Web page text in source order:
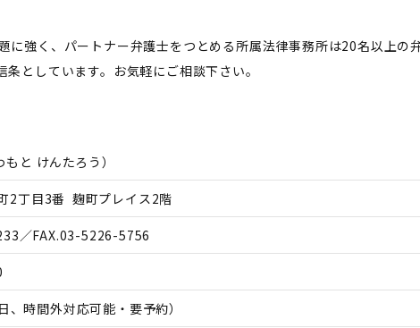
に強く、パートナー弁護士をつとめる所属法律事務所は20名以上の
としています。お気軽にご相談下さい。
もと けんたろう）
2丁目3番 麹町プレイス2階
／FAX.03-5226-5756
、時間外対応可能・要予約）